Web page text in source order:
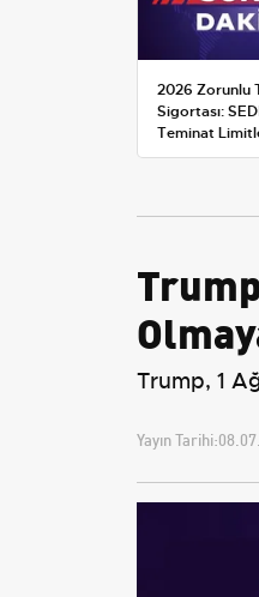
2026 Zorunlu
Sigortası:
Teminat
Çoklu Araç
Trump, 1
Yayın Tarihi: